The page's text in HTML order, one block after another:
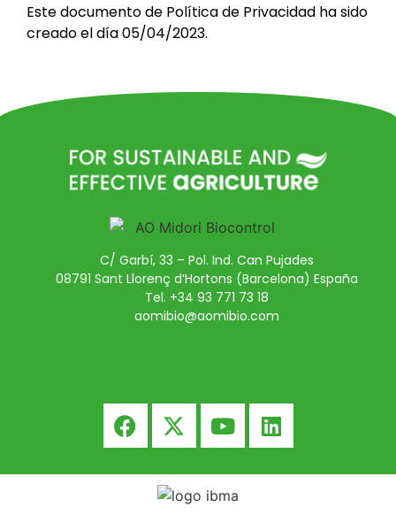
Este documento de Política de Privacidad ha sido
creado el día 05/04/2023.
C/ Garbí, 33 – Pol. Ind. Can Pujades
08791 Sant Llorenç d’Hortons (Barcelona) España
Tel. +34 93 771 73 18
aomibio@aomibio.com